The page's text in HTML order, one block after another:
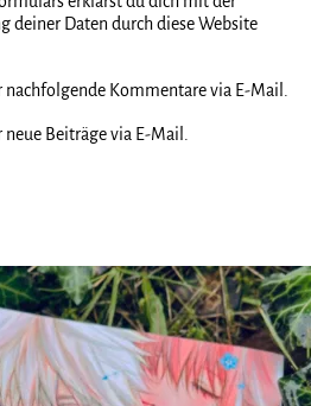
deiner Daten durch diese Website
nachfolgende Kommentare via E-Mail.
Beiträge via E-Mail.